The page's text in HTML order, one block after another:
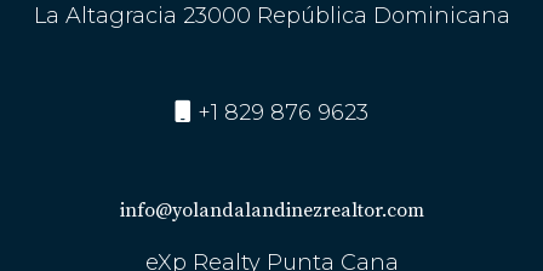
La Altagracia 23000 República Dominicana
+1 829 876 9623
info@yolandalandinezrealtor.com
eXp Realty Punta Cana